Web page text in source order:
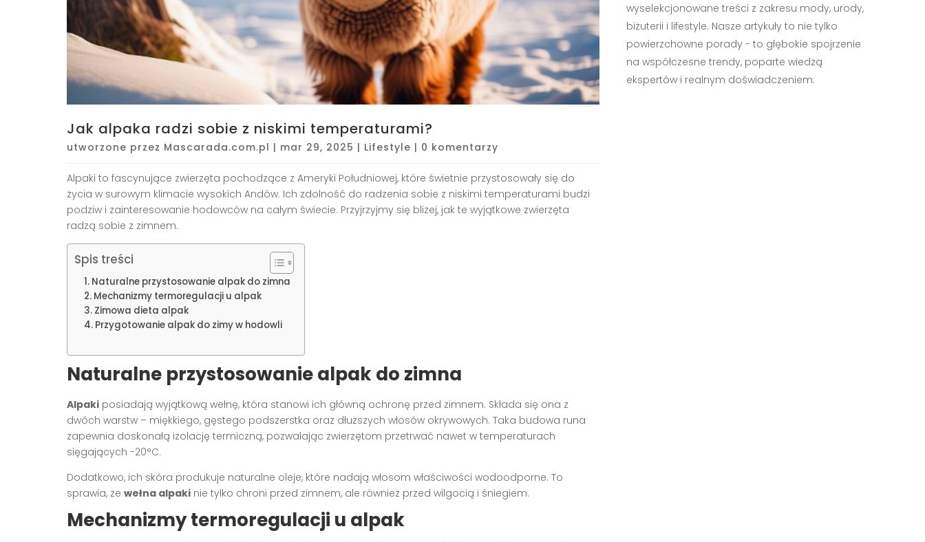
Jak alpaka radzi sobie z niskimi temperaturami?
utworzone przez Mascarada.com.pl | mar 29, 2025 | Lifestyle | 0 komentarzy
Alpaki to fascynujące zwierzęta pochodzące z Ameryki Południowej, które świetnie przystosowały się do
życia w surowym klimacie wysokich Andów. Ich zdolność do radzenia sobie z niskimi temperaturami budzi
podziw i zainteresowanie hodowców na całym świecie. Przyjrzyjmy się bliżej, jak te wyjątkowe zwierzęta
radzą sobie z zimnem.
Spis treści
Naturalne przystosowanie alpak do zimna
Mechanizmy termoregulacji u alpak
Zimowa dieta alpak
Przygotowanie alpak do zimy w hodowli
Naturalne przystosowanie alpak do zimna
Alpaki posiadają wyjątkową wełnę, która stanowi ich główną ochronę przed zimnem. Składa się ona z
dwóch warstw – miękkiego, gęstego podszerstka oraz dłuższych włosów okrywowych. Taka budowa runa
zapewnia doskonałą izolację termiczną, pozwalając zwierzętom przetrwać nawet w temperaturach
sięgających -20°C.
Dodatkowo, ich skóra produkuje naturalne oleje, które nadają włosom właściwości wodoodporne. To
sprawia, że wełna alpaki nie tylko chroni przed zimnem, ale również przed wilgocią i śniegiem.
Mechanizmy termoregulacji u alpak
wyselekcjonowane treści z zakresu mody, urody,
biżuterii i lifestyle. Nasze artykuły to nie tylko
powierzchowne porady - to głębokie spojrzenie
na współczesne trendy, poparte wiedzą
ekspertów i realnym doświadczeniem.